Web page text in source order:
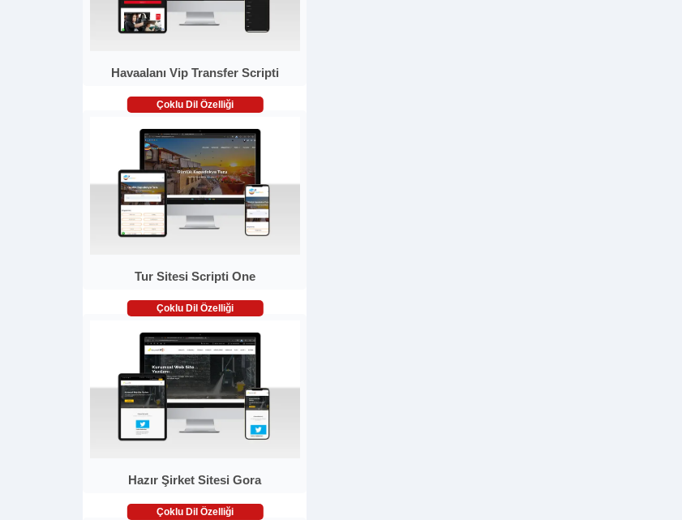
Havaalanı Vip Transfer Scripti
Çoklu Dil Özelliği
Tur Sitesi Scripti One
Çoklu Dil Özelliği
Hazır Şirket Sitesi Gora
Çoklu Dil Özelliği